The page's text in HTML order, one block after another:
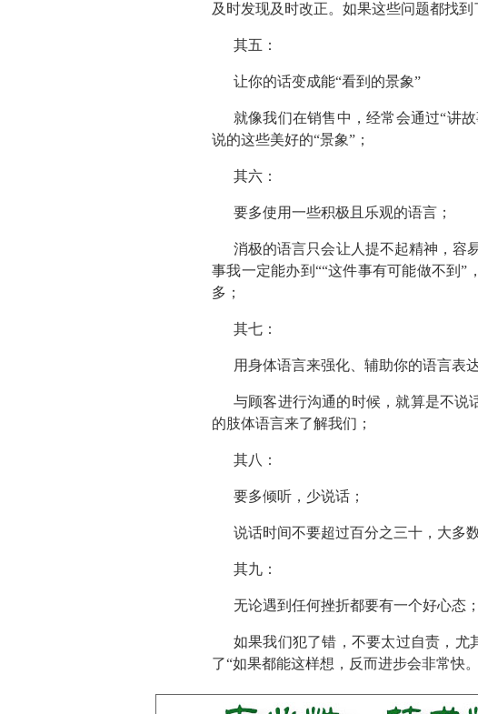
及时发现及时改正。如果这些问题都找到
其五：
让你的话变成能“看到的景象”
就像我们在销售中，经常会通过“讲
说的这些美好的“景象”；
其六：
要多使用一些积极且乐观的语言；
消极的语言只会让人提不起精神，容
事我一定能办到““这件事有可能做不到
多；
其七：
用身体语言来强化、辅助你的语言表
与顾客进行沟通的时候，就算是不说
的肢体语言来了解我们；
其八：
要多倾听，少说话；
说话时间不要超过百分之三十，大多
其九：
无论遇到任何挫折都要有一个好心态；
如果我们犯了错，不要太过自责，尤
了“如果都能这样想，反而进步会非常快。